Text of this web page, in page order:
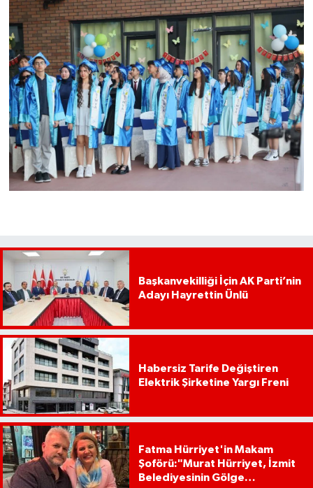
Başkanvekilliği İçin AK Parti’nin
Adayı Hayrettin Ünlü
Habersiz Tarife Değiştiren
Elektrik Şirketine Yargı Freni
Fatma Hürriyet'in Makam
Şoförü:"Murat Hürriyet, İzmit
Belediyesinin Gölge